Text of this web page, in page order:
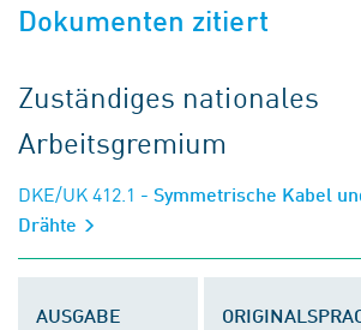
Dokumenten zitiert
Zuständiges nationales
Arbeitsgremium
DKE/UK 412.1 - Symmetrische Kabel
Drähte
AUSGABE